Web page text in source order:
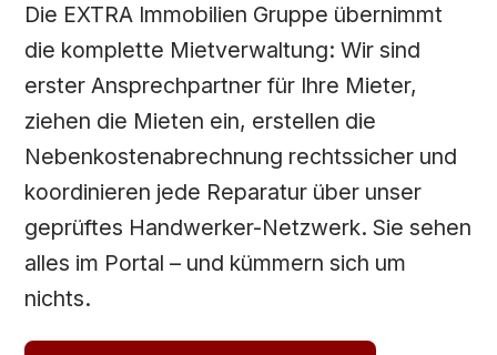
Die EXTRA Immobilien Gruppe übernimmt
die komplette Mietverwaltung: Wir sind
erster Ansprechpartner für Ihre Mieter,
ziehen die Mieten ein, erstellen die
Nebenkostenabrechnung rechtssicher und
koordinieren jede Reparatur über unser
geprüftes Handwerker-Netzwerk. Sie sehen
alles im Portal – und kümmern sich um
nichts.